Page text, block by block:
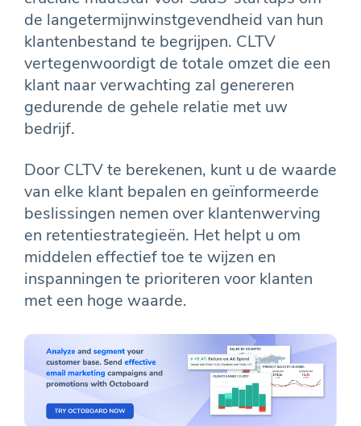
de langetermijnwinstgevendheid van hun
klantenbestand te begrijpen. CLTV
vertegenwoordigt de totale omzet die een
klant naar verwachting zal genereren
gedurende de gehele relatie met uw
bedrijf.
Door CLTV te berekenen, kunt u de waarde
van elke klant bepalen en geïnformeerde
beslissingen nemen over klantenwerving
en retentiestrategieën. Het helpt u om
middelen effectief toe te wijzen en
inspanningen te prioriteren voor klanten
met een hoge waarde.